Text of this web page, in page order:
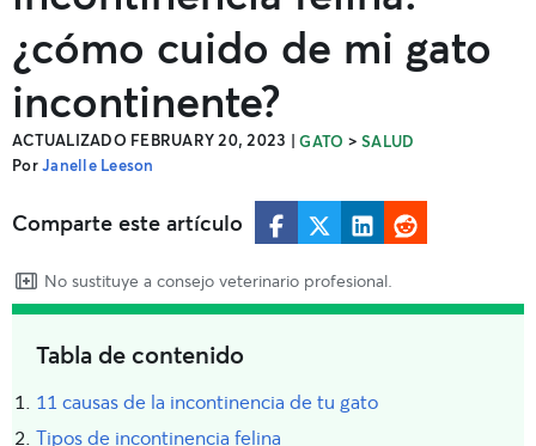
¿cómo cuido de mi gato
incontinente?
ACTUALIZADO FEBRUARY 20, 2023 |GATO >SALUD
PorJanelle Leeson
Comparte este artículo
No sustituye a consejo veterinario profesional.
Tabla de contenido
11 causas de la incontinencia de tu gato
Tipos de incontinencia felina